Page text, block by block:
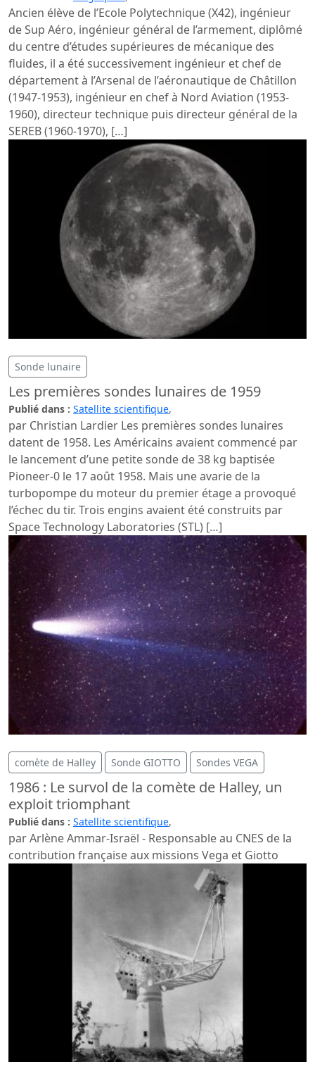
Ancien élève de l’Ecole Polytechnique (X42), ingénieur
de Sup Aéro, ingénieur général de l’armement, diplômé
du centre d’études supérieures de mécanique des
fluides, il a été successivement ingénieur et chef de
département à l’Arsenal de l’aéronautique de Châtillon
(1947-1953), ingénieur en chef à Nord Aviation (1953-
1960), directeur technique puis directeur général de la
SEREB (1960-1970), […]
Sonde lunaire
Les premières sondes lunaires de 1959
Publié dans : Satellite scientifique,
par Christian Lardier Les premières sondes lunaires
datent de 1958. Les Américains avaient commencé par
le lancement d’une petite sonde de 38 kg baptisée
Pioneer-0 le 17 août 1958. Mais une avarie de la
turbopompe du moteur du premier étage a provoqué
l’échec du tir. Trois engins avaient été construits par
Space Technology Laboratories (STL) […]
comète de Halley Sonde GIOTTO Sondes VEGA
1986 : Le survol de la comète de Halley, un
exploit triomphant
Publié dans : Satellite scientifique,
par Arlène Ammar-Israël - Responsable au CNES de la
contribution française aux missions Vega et Giotto